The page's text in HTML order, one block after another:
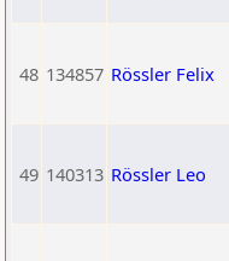
48 134857 Rössler Felix
49 140313 Rössler Leo